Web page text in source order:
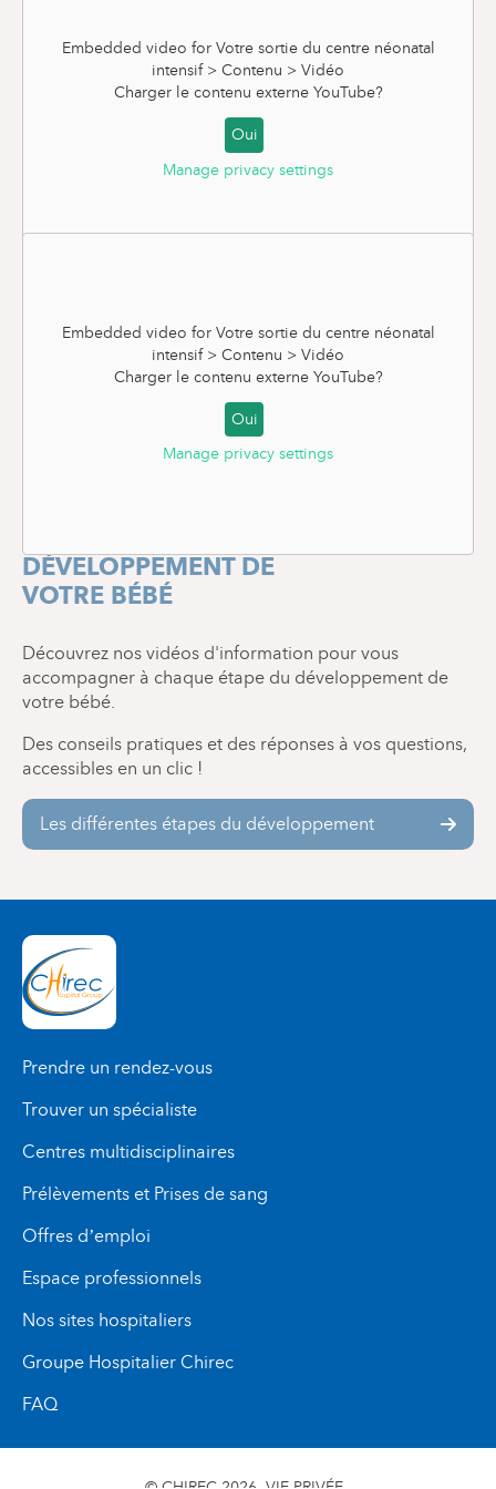
Embedded video for Votre sortie du centre néonatal
intensif > Contenu > Vidéo
Charger le contenu externe YouTube?
Oui
Manage privacy settings
Embedded video for Votre sortie du centre néonatal
intensif > Contenu > Vidéo
Charger le contenu externe YouTube?
Oui
Manage privacy settings
DÉVELOPPEMENT DE
VOTRE BÉBÉ
Découvrez nos vidéos d'information pour vous
accompagner à chaque étape du développement de
votre bébé.
Des conseils pratiques et des réponses à vos questions,
accessibles en un clic !
Les différentes étapes du développement
Prendre un rendez-vous
Trouver un spécialiste
Centres multidisciplinaires
Prélèvements et Prises de sang
Offres d’emploi
Espace professionnels
Nos sites hospitaliers
Groupe Hospitalier Chirec
FAQ